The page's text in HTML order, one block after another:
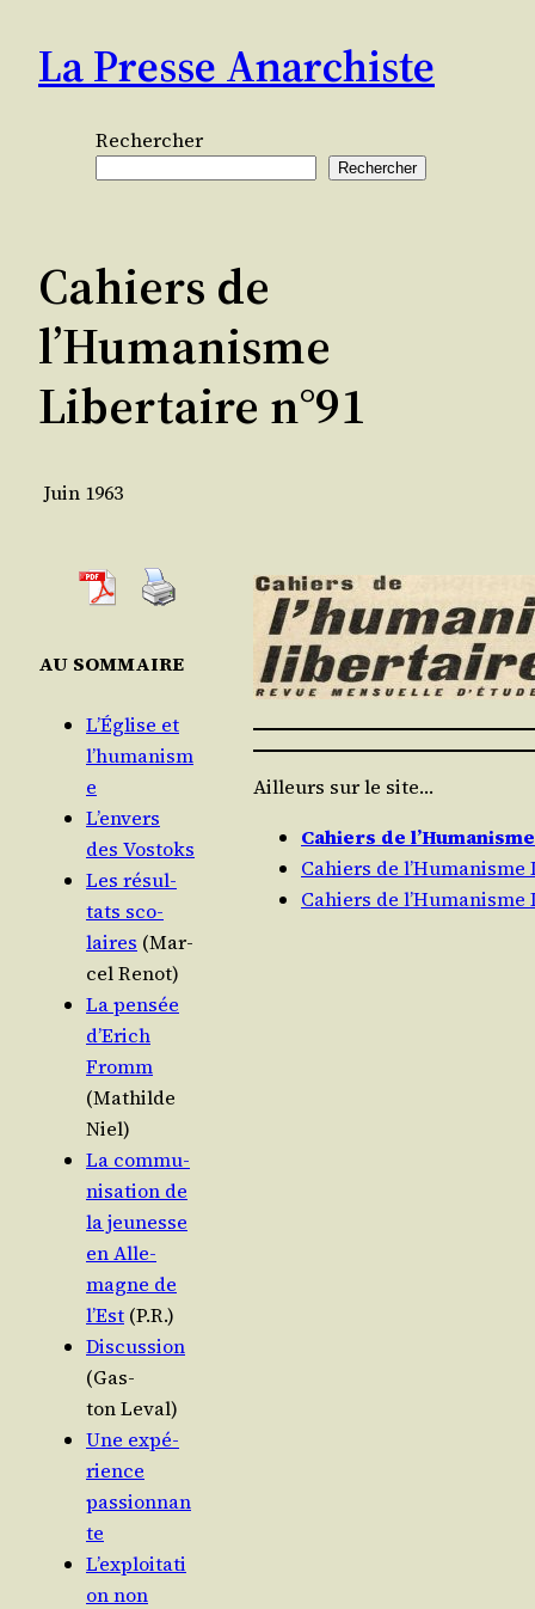
contenu
La Presse Anarchiste
Rechercher
Rechercher
Cahiers de
l’Humanisme
Libertaire n°91
Juin 1963
AU SOMMAIRE
L’É­glise et
l’humanism
e
L’envers
des Vostoks
Les résul­
tats sco­
laires (Mar­
cel Renot)
La pen­sée
d’Erich
Fromm
(Mathilde
Niel)
La com­mu­
ni­sa­tion de
la jeu­nesse
en Alle­
magne de
l’Est (P.R.)
Dis­cus­sion
(Gas­
ton Leval)
Une expé­
rience
passionnan
te
L’exploitati
on non
Ailleurs sur le site…
Cahiers de
Cahiers de l’Humanisme
Cahiers de l’Humanisme